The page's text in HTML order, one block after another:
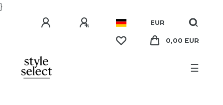
}
EUR
0,00 EUR
☰